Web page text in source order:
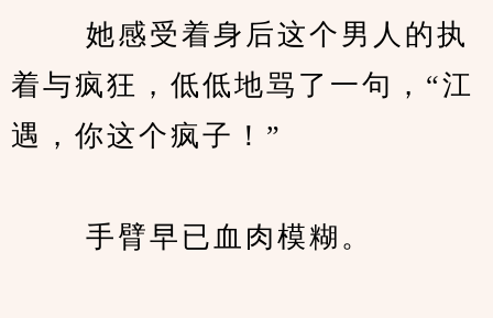
她感受着身后这个男人的执
着与疯狂，低低地骂了一句，“江
遇，你这个疯子！”
手臂早已血肉模糊。